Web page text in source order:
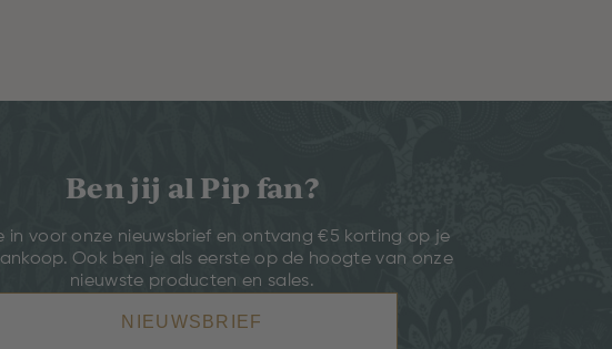
Ben jij al Pip fan?
in voor onze nieuwsbrief en ontvang €5 korting op je
Ook ben je als eerste op de hoogte van onze
nieuwste producten en sales.
NIEUWSBRIEF